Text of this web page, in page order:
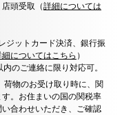
頭受取（詳細については
ジットカード決済、銀行振
細についてはこちら ）
のご連絡に限り対応可。
物のお受け取り時に、関
。お住まいの国の関税率
合わせいただき、ご確認